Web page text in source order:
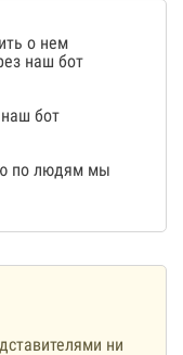
о нем
наш бот
бот
по людям мы
ни